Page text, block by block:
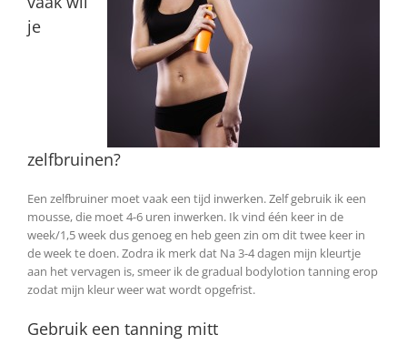
je
zelfbruinen?
Een zelfbruiner moet vaak een tijd inwerken. Zelf gebruik ik een
mousse, die moet 4-6 uren inwerken. Ik vind één keer in de
week/1,5 week dus genoeg en heb geen zin om dit twee keer in
de week te doen. Zodra ik merk dat Na 3-4 dagen mijn kleurtje
aan het vervagen is, smeer ik de gradual bodylotion tanning erop
zodat mijn kleur weer wat wordt opgefrist.
Gebruik een tanning mitt